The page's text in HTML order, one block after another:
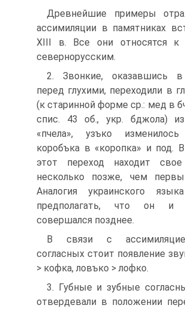
Древнейшие примеры
ассимиляции в памятниках
XIII в. Все они относятся к
севернорусским.
2. Звонкие, оказавшись в
перед глухими, переходили в
(к старинной форме ср.: мед в
спис. 43 об., укр. бджола)
«пчела», узъко
коробъка в «коропка» и под.
этот переход находит
несколько позже, чем
Аналогия украинского
предполагать, что он и
совершался позднее.
В связи с
согласных стоит появление
> кофка, ловъко > лофко.
3. Губные и зубные
отвердевали в положении